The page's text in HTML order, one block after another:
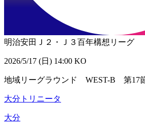
明治安田Ｊ２・Ｊ３百年構想リーグ
2026/5/17 (日) 14:00 KO
地域リーグラウンド WEST-B 第17
大分トリニータ
大分